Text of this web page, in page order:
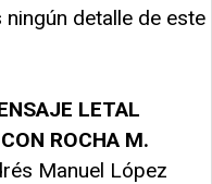
ningún detalle de este
LETAL
ROCHA M.
Manuel López